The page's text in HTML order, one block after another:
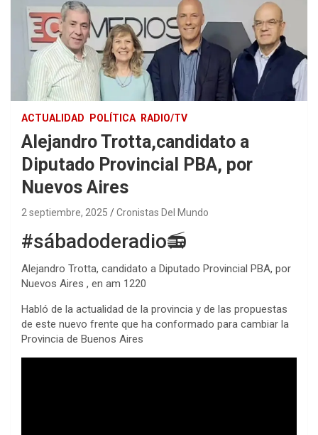
ACTUALIDAD POLÍTICA RADIO/TV
Alejandro Trotta,candidato a
Diputado Provincial PBA, por
Nuevos Aires
2 septiembre, 2025 Cronistas Del Mundo
#sábadoderadio📻
Alejandro Trotta, candidato a Diputado Provincial PBA, por
Nuevos Aires , en am 1220
Habló de la actualidad de la provincia y de las propuestas
de este nuevo frente que ha conformado para cambiar la
Provincia de Buenos Aires